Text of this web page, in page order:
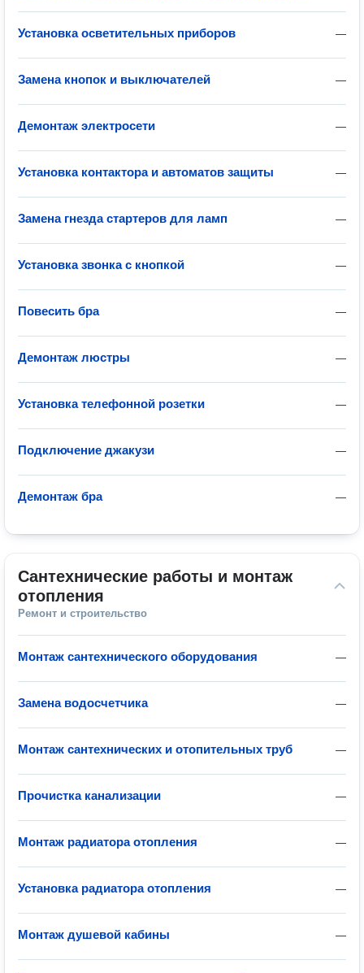
—
Установка осветительных приборов
—
Замена кнопок и выключателей
—
Демонтаж электросети
—
Установка контактора и автоматов защиты
—
Замена гнезда стартеров для ламп
—
Установка звонка с кнопкой
—
Повесить бра
—
Демонтаж люстры
—
Установка телефонной розетки
—
Подключение джакузи
—
Демонтаж бра
Сантехнические работы и монтаж
отопления
Ремонт и строительство
—
Монтаж сантехнического оборудования
—
Замена водосчетчика
—
Монтаж сантехнических и отопительных труб
—
Прочистка канализации
—
Монтаж радиатора отопления
—
Установка радиатора отопления
—
Монтаж душевой кабины